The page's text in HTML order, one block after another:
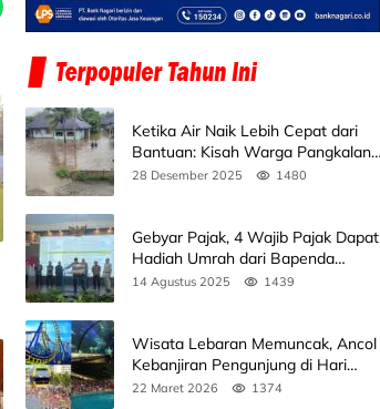
Ketika Air Naik Lebih Cepat dari
Bantuan: Kisah Warga Pangkalan
Koto Baru Bertahan di Tengah
28 Desember 2025 1480
Gebyar Pajak, 4 Wajib Pajak Dapat
Hadiah Umrah dari Bapenda
Sumbar
14 Agustus 2025 1439
Wisata Lebaran Memuncak, Ancol
Kebanjiran Pengunjung di Hari
Kedua
22 Maret 2026 1374